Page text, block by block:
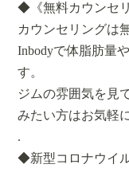
◆《無料カウンセリ
カウンセリングは
Inbodyで体脂肪量
す。
ジムの雰囲気を見
みたい方はお気軽
.
◆新型コロナウイ